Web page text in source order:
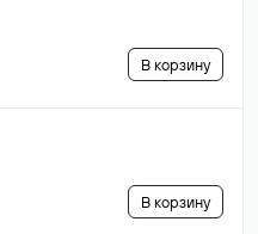
В корзину
В корзину